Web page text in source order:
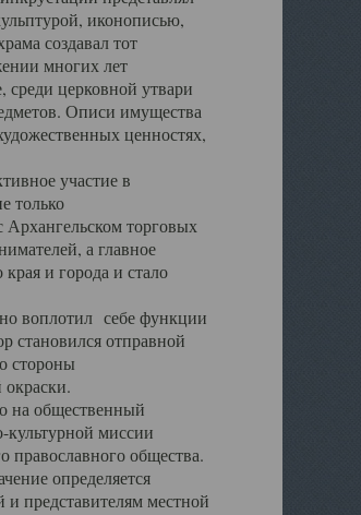
иконописью,
создавал тот
многих лет
церковной утвари
Описи имущества
ценностях,
участие в
только
Архангельском торговых
а главное
и города и стало
воплотил себе функции
становился отправной
стороны
на общественный
культурной миссии
православного общества.
определяется
и представителям местной